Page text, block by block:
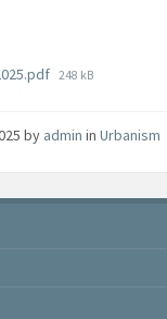
File
248 kB
by admin in Urbanism